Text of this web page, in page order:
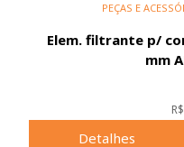
PEÇAS E
Elem. filtrante p/
mm
Detalhes